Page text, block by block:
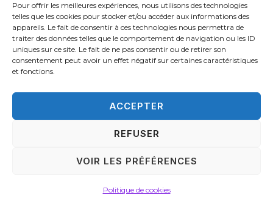
Pour offrir les meilleures expériences, nous utilisons des technologies
telles que les cookies pour stocker et/ou accéder aux informations des
appareils. Le fait de consentir à ces technologies nous permettra de
traiter des données telles que le comportement de navigation ou les ID
uniques sur ce site. Le fait de ne pas consentir ou de retirer son
consentement peut avoir un effet négatif sur certaines caractéristiques
et fonctions.
ACCEPTER
REFUSER
VOIR LES PRÉFÉRENCES
Politique de cookies
© 2026 Les rites de la sybille
ACCUEIL C.G.V.
MENTIONS LÉGALES
POLITIQUE DE CONFIDENTIALITÉ